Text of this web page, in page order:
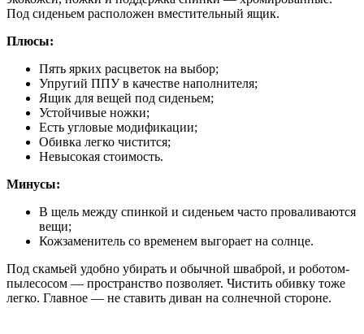
Под сиденьем расположен вместительный ящик.
Плюсы:
Пять ярких расцветок на выбор;
Упругий ППУ в качестве наполнителя;
Ящик для вещей под сиденьем;
Устойчивые ножки;
Есть угловые модификации;
Обивка легко чистится;
Невысокая стоимость.
Минусы:
В щель между спинкой и сиденьем часто проваливаются
вещи;
Кожзаменитель со временем выгорает на солнце.
Под скамьей удобно убирать и обычной шваброй, и роботом-
пылесосом — пространство позволяет. Чистить обивку тоже
легко. Главное — не ставить диван на солнечной стороне.